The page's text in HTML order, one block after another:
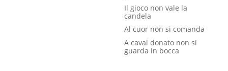
Il gioco non vale la
candela
Al cuor non si comanda
A caval donato non si
guarda in bocca